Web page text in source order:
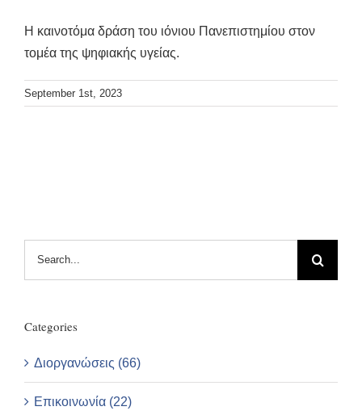
Η καινοτόμα δράση του ιόνιου Πανεπιστημίου στον
τομέα της ψηφιακής υγείας.
September 1st, 2023
Categories
Διοργανώσεις (66)
Επικοινωνία (22)